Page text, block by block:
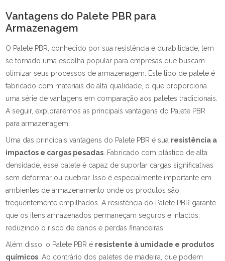
Vantagens do Palete PBR para
Armazenagem
O Palete PBR, conhecido por sua resistência e durabilidade, tem
se tornado uma escolha popular para empresas que buscam
otimizar seus processos de armazenagem. Este tipo de palete é
fabricado com materiais de alta qualidade, o que proporciona
uma série de vantagens em comparação aos paletes tradicionais.
A seguir, exploraremos as principais vantagens do Palete PBR
para armazenagem.
Uma das principais vantagens do Palete PBR é sua resistência a
impactos e cargas pesadas . Fabricado com plástico de alta
densidade, esse palete é capaz de suportar cargas significativas
sem deformar ou quebrar. Isso é especialmente importante em
ambientes de armazenamento onde os produtos são
frequentemente empilhados. A resistência do Palete PBR garante
que os itens armazenados permaneçam seguros e intactos,
reduzindo o risco de danos e perdas financeiras.
Além disso, o Palete PBR é resistente à umidade e produtos
químicos . Ao contrário dos paletes de madeira, que podem